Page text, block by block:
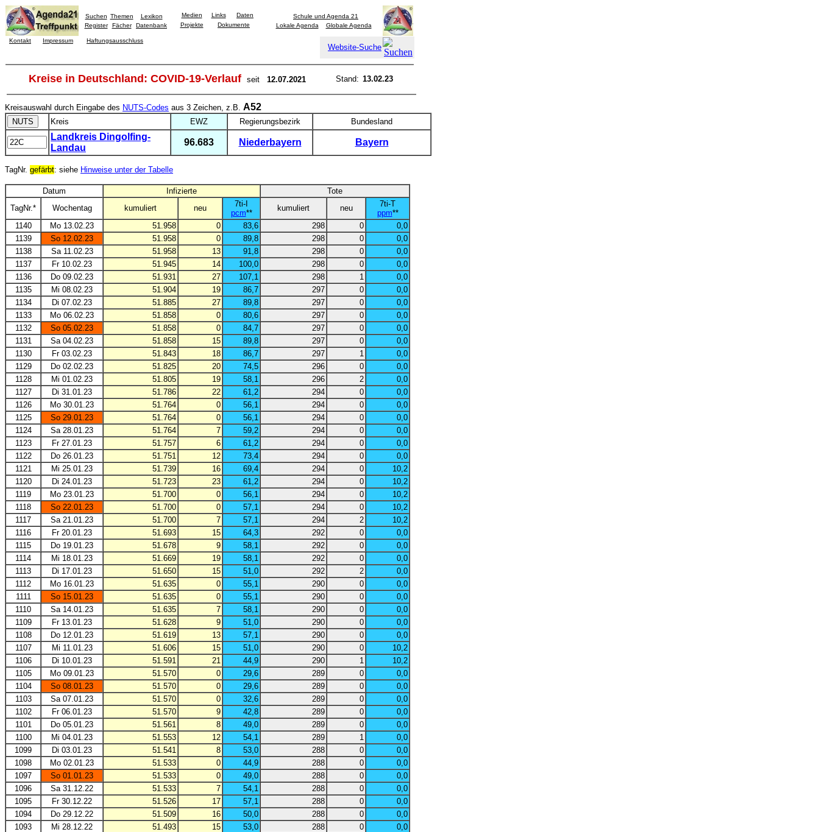
Suchen Themen
Lexikon
Register
Fächer Datenbank
Medien Links
Daten
Projekte
Dokumente
Schule und Agenda 21
Lokale Agenda
Globale Agenda
Kontakt Impressum Haftungsausschluss
Website-Suche
Kreise in Deutschland: COVID-19-Verlauf seit 12.07.2021 Stand: 13.02.23
Kreisauswahl durch Eingabe des NUTS-Codes aus 3 Zeichen, z.B. A52
Kreis EWZ Regierungsbezirk Bundesland
Landkreis Dingolfing-
Landau
96.683 Niederbayern Bayern
TagNr. gefärbt: siehe Hinweise unter der Tabelle
Datum Infizierte
Tote
TagNr.*
Wochentag kumuliert neu
7ti-I
pcm**
kumuliert neu
7ti-T
ppm**
1140
Mo 13.02.23 51.958 0 83,6 298 0
0,0
1139
So 12.02.23 51.958 0 89,8 298 0
0,0
1138
Sa 11.02.23 51.958 13 91,8 298 0
0,0
1137
Fr 10.02.23 51.945 14 100,0 298 0
0,0
1136
Do 09.02.23 51.931 27 107,1 298 1
0,0
1135
Mi 08.02.23 51.904 19 86,7 297 0
0,0
1134
Di 07.02.23 51.885 27 89,8 297 0
0,0
1133
Mo 06.02.23 51.858 0 80,6 297 0
0,0
1132
So 05.02.23 51.858 0 84,7 297 0
0,0
1131
Sa 04.02.23 51.858 15 89,8 297 0
0,0
1130
Fr 03.02.23 51.843 18 86,7 297 1
0,0
1129
Do 02.02.23 51.825 20 74,5 296 0
0,0
1128
Mi 01.02.23 51.805 19 58,1 296 2
0,0
1127
Di 31.01.23 51.786 22 61,2 294 0
0,0
1126
Mo 30.01.23 51.764 0 56,1 294 0
0,0
1125
So 29.01.23 51.764 0 56,1 294 0
0,0
1124
Sa 28.01.23 51.764 7 59,2 294 0
0,0
1123
Fr 27.01.23 51.757 6 61,2 294 0
0,0
1122
Do 26.01.23 51.751 12 73,4 294 0
0,0
1121
Mi 25.01.23 51.739 16 69,4 294 0
10,2
1120
Di 24.01.23 51.723 23 61,2 294 0
10,2
1119
Mo 23.01.23 51.700 0 56,1 294 0
10,2
1118
So 22.01.23 51.700 0 57,1 294 0
10,2
1117
Sa 21.01.23 51.700 7 57,1 294 2
10,2
1116
Fr 20.01.23 51.693 15 64,3 292 0
0,0
1115
Do 19.01.23 51.678 9 58,1 292 0
0,0
1114
Mi 18.01.23 51.669 19 58,1 292 0
0,0
1113
Di 17.01.23 51.650 15 51,0 292 2
0,0
1112
Mo 16.01.23 51.635 0 55,1 290 0
0,0
1111
So 15.01.23 51.635 0 55,1 290 0
0,0
1110
Sa 14.01.23 51.635 7 58,1 290 0
0,0
1109
Fr 13.01.23 51.628 9 51,0 290 0
0,0
1108
Do 12.01.23 51.619 13 57,1 290 0
0,0
1107
Mi 11.01.23 51.606 15 51,0 290 0
10,2
1106
Di 10.01.23 51.591 21 44,9 290 1
10,2
1105
Mo 09.01.23 51.570 0 29,6 289 0
0,0
1104
So 08.01.23 51.570 0 29,6 289 0
0,0
1103
Sa 07.01.23 51.570 0 32,6 289 0
0,0
1102
Fr 06.01.23 51.570 9 42,8 289 0
0,0
1101
Do 05.01.23 51.561 8 49,0 289 0
0,0
1100
Mi 04.01.23 51.553 12 54,1 289 1
0,0
1099
Di 03.01.23 51.541 8 53,0 288 0
0,0
1098
Mo 02.01.23 51.533 0 44,9 288 0
0,0
1097
So 01.01.23 51.533 0 49,0 288 0
0,0
1096
Sa 31.12.22 51.533 7 54,1 288 0
0,0
1095
Fr 30.12.22 51.526 17 57,1 288 0
0,0
1094
Do 29.12.22 51.509 16 50,0 288 0
0,0
1093
Mi 28.12.22 51.493 15 53,0 288 0
0,0